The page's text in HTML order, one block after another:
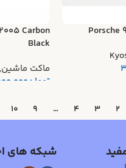
Porsche
Carbon
Black
ماکت ماشین
تومان
2
3
4
…
9
10
شبکه های